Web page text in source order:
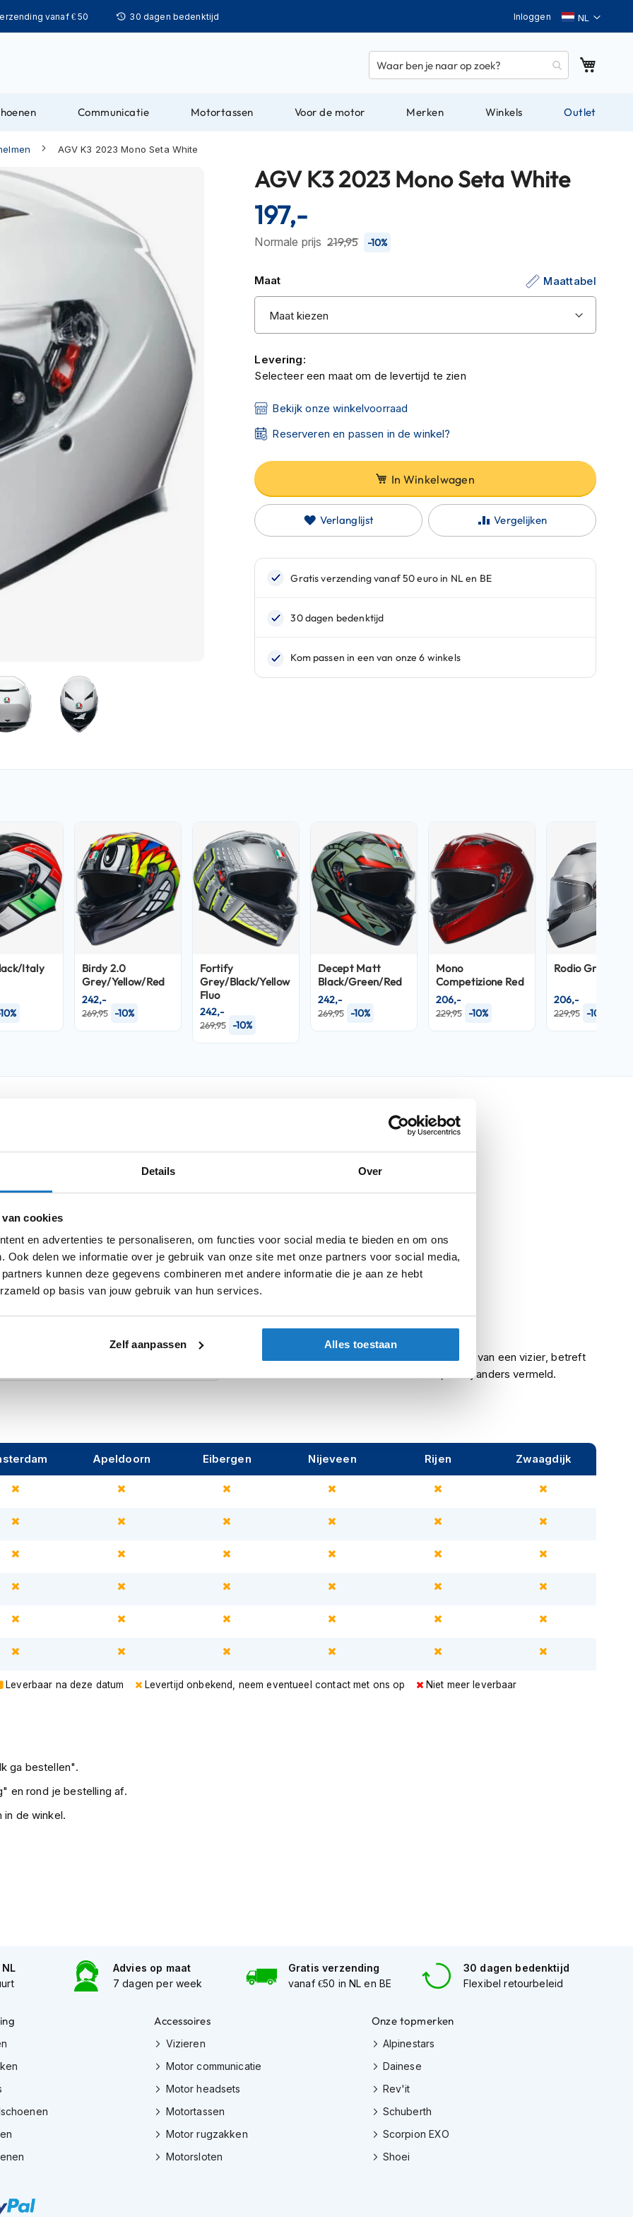
Details Over
cookies
en advertenties te personaliseren, om functies voor social media te bieden en om ons
Ook delen we informatie over je gebruik van onze site met onze partners voor social media,
kunnen deze gegevens combineren met andere informatie die je aan ze hebt
op basis van jouw gebruik van hun services.
Zelf aanpassen Alles toestaan
vanaf € 50 30 dagen bedenktijd Taal
Inloggen
Communicatie Motortassen Voor de motor Merken Winkels Outlet
AGV K3 2023 Mono Seta White
AGV K3 2023 Mono Seta White
Normale prijs 219,95 -10%
197,-
Maat Maattabel
Levering:
Selecteer een maat om de levertijd te zien
Bekijk onze winkelvoorraad
Reserveren en passen in de winkel?
In Winkelwagen
Verlanglijst Vergelijken
Italy
Birdy 2.0
Grey/Yellow/Red
269,95 -10%
242,-
Fortify
Grey/Black/Yellow
Fluo
269,95 -10%
242,-
Decept Matt
Black/Green/Red
269,95 -10%
242,-
Mono
Competizione Red
229,95 -10%
206,-
Rodio Grey
229,95 -10%
206,-
is made from
size XS-M weighs 1490 grams, and the
of 4-density EPS. There is no lack
and 2 exhaust openings, you create
washable. This helmet features a
into place.
and anextra wide field of view (visibility
including a micro-opening. This visor can
features anintegrated sun visor which is
2023, with a MAX-Vision visor,
informatie
Model K3 2023
Producttype Helmen
Categorie Integraalhelmen
Zonnevizier Ja
Let op
Indien een helm is voorzien van een vizier, betreft
het een helder vizier, tenzij anders vermeld.
Apeldoorn Eibergen Nijeveen Rijen Zwaagdijk
Leverbaar na deze datum Levertijd onbekend, neem eventueel contact met ons op Niet meer leverbaar
ga bestellen".
en rond je bestelling af.
in de winkel.
Advies op maat
7 dagen per week
Gratis verzending
vanaf €50 in NL en BE
30 dagen bedenktijd
Flexibel retourbeleid
Accessoires
Vizieren
Motor communicatie
Motor headsets
Motortassen
Motor rugzakken
Motorsloten
Onze topmerken
Alpinestars
Dainese
Rev'it
Schuberth
Scorpion EXO
Shoei